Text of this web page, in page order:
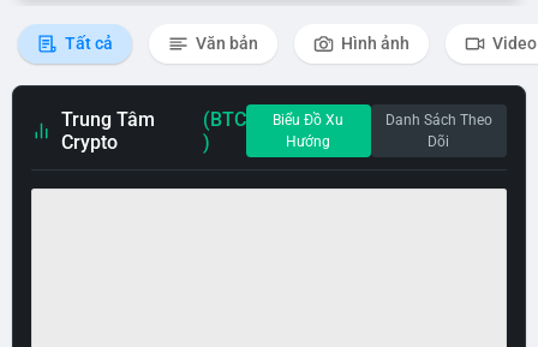
Tất cả Văn bản Hình ảnh Video
Trung Tâm
Crypto
(BTC
)
Biểu Đồ Xu
Hướng
Danh Sách Theo
Dõi